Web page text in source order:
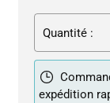
Quantité :
expédition